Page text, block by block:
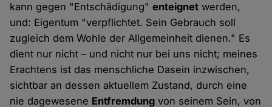
kann gegen "Entschädigung"enteignet werden,
und: Eigentum "verpflichtet. Sein Gebrauch soll
zugleich dem Wohle der Allgemeinheit dienen." Es
dient nur nicht – und nicht nur bei uns nicht; meines
Erachtens ist das menschliche Dasein inzwischen,
sichtbar an dessen aktuellem Zustand, durch eine
nie dagewesene Entfremdung von seinem Sein, von